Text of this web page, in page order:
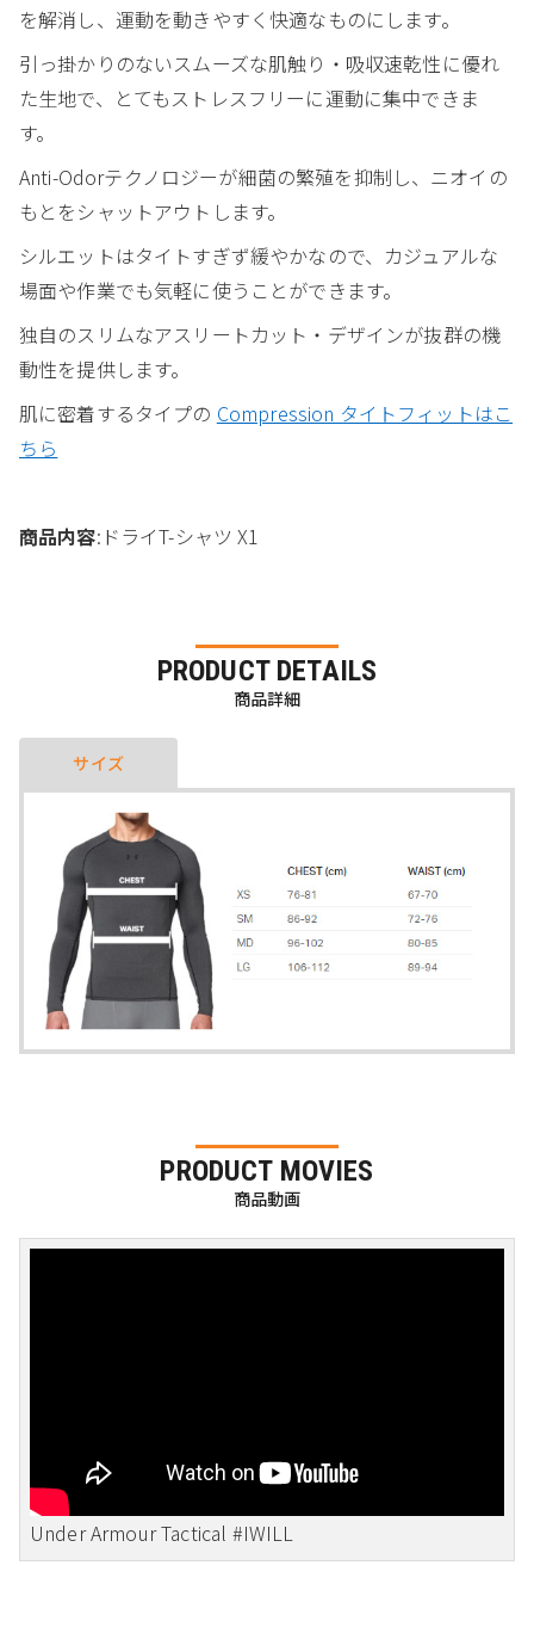
を解消し、運動を動きやすく快適なものにします。
引っ掛かりのないスムーズな肌触り・吸収速乾性に優れ
た生地で、とてもストレスフリーに運動に集中できま
す。
Anti-Odorテクノロジーが細菌の繁殖を抑制し、ニオイの
もとをシャットアウトします。
シルエットはタイトすぎず緩やかなので、カジュアルな
場面や作業でも気軽に使うことができます。
独自のスリムなアスリートカット・デザインが抜群の機
動性を提供します。
肌に密着するタイプの Compression タイトフィットはこ
ちら
商品内容:ドライT-シャツ X1
PRODUCT DETAILS
商品詳細
サイズ
PRODUCT MOVIES
商品動画
Under Armour Tactical #IWILL